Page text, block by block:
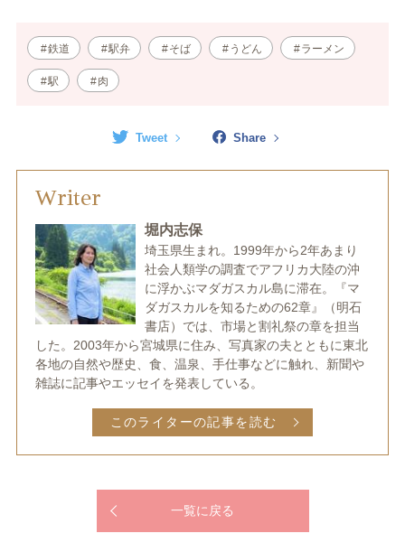
鉄道 駅弁 そば うどん ラーメン
駅 肉
Tweet Share
Writer
堀内志保
埼玉県生まれ。1999年から2年あまり
社会人類学の調査でアフリカ大陸の沖
に浮かぶマダガスカル島に滞在。『マ
ダガスカルを知るための62章』（明石
書店）では、市場と割礼祭の章を担当
した。2003年から宮城県に住み、写真家の夫とともに東北
各地の自然や歴史、食、温泉、手仕事などに触れ、新聞や
雑誌に記事やエッセイを発表している。
このライターの記事を読む
一覧に戻る